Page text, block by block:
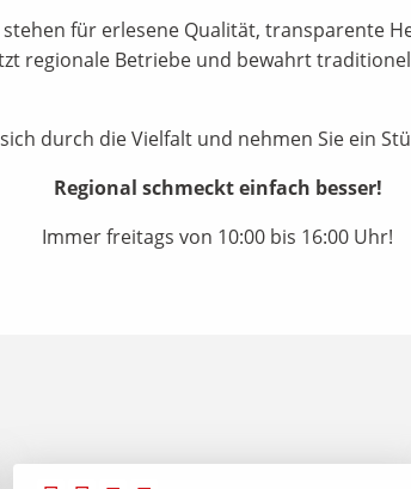
für erlesene Qualität, transparente
regionale Betriebe und bewahrt
durch die Vielfalt und nehmen Sie ein
Regional schmeckt einfach besser!
Immer freitags von 10:00 bis 16:00 Uhr!